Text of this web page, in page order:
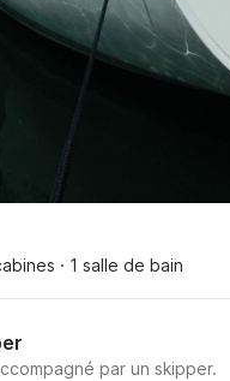
· 1 salle de bain
par un skipper.